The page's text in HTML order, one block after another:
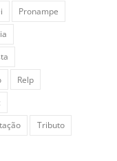
Pronampe
Relp
Tributo